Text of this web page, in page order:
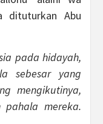
dituturkan Abu
pada hidayah,
sebesar yang
mengikutinya,
mereka.